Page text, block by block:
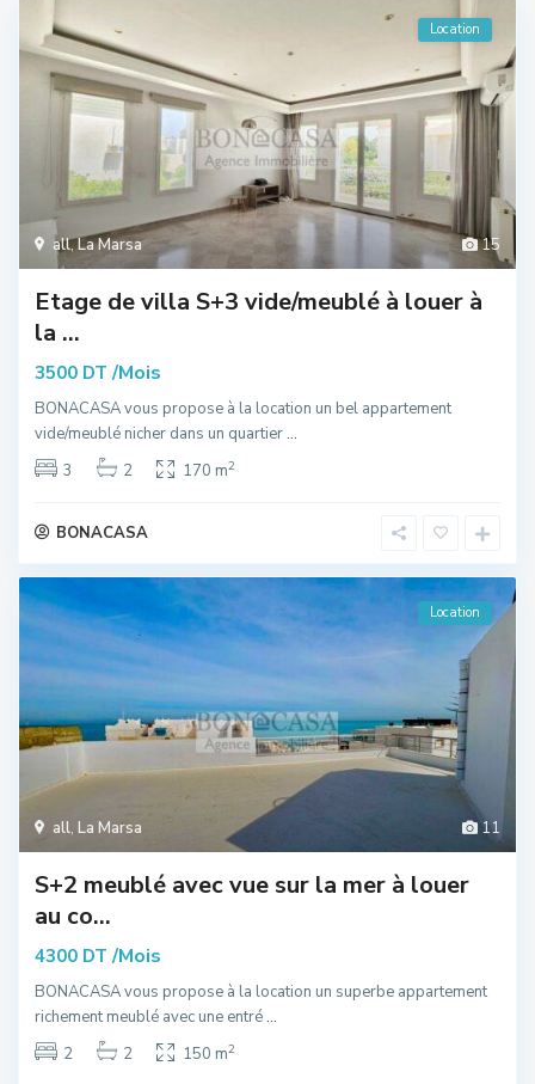
15
all,La Marsa
Location
Etage de villa S+3 vide/meublé à louer à
la ...
3500 DT /Mois
BONACASA vous propose à la location un bel appartement
vide/meublé nicher dans un quartier...
3
2 170 m2
BONACASA
11
all, La Marsa
Location
S+2 meublé avec vue sur la mer à louer
au co...
4300 DT /Mois
BONACASA vous propose à la location un superbe appartement
richement meublé avec une entré...
2
2 150 m2